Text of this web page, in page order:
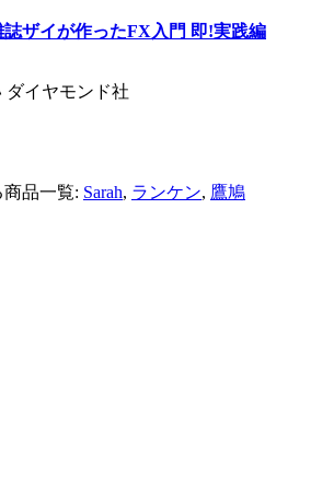
ザイが作ったFX入門 即!実践編
ダイヤモンド社
品一覧: Sarah, ランケン, 鷹鳩